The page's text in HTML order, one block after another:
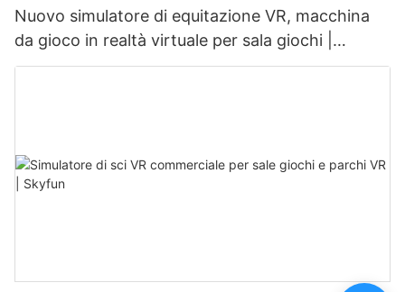
Nuovo simulatore di equitazione VR, macchina
da gioco in realtà virtuale per sala giochi |
SKYFUN